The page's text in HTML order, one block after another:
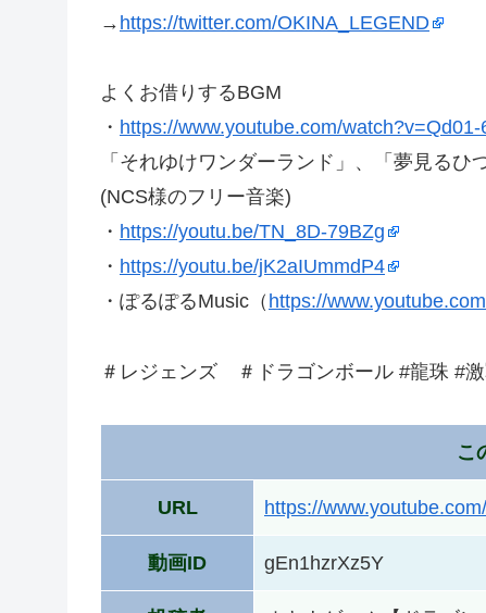
→ https://twitter.com/OKINA_LEGEND
よくお借りするBGM
・ https://www.youtube.com/
「それゆけワンダーランド」、「夢見るひ
(NCS様のフリー音楽)
・ https://youtu.be/TN_8D-79BZg
・ https://youtu.be/jK2aIUmmdP4
・ぽるぽるMusic（ https://
＃レジェンズ ＃ドラゴンボール #龍珠 #
こ
URL https://
動画ID gEn1hzrXz5Y